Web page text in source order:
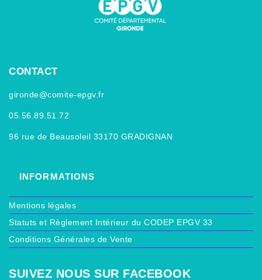
CONTACT
gironde@comite-epgv.fr
05.56.89.51.72
96 rue de Beausoleil 33170 GRADIGNAN
INFORMATIONS
Mentions légales
Statuts et Règlement Intérieur du CODEP EPGV 33
Conditions Générales de Vente
SUIVEZ NOUS SUR FACEBOOK